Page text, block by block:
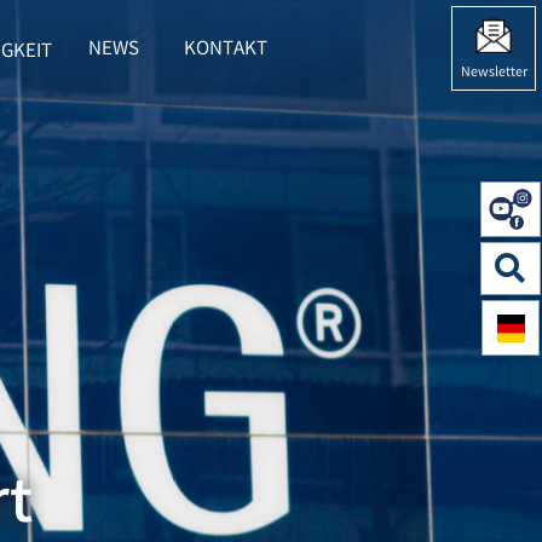
Newsletter
FOR "NACHHALTIGKEIT"
NEWS KONTAKT